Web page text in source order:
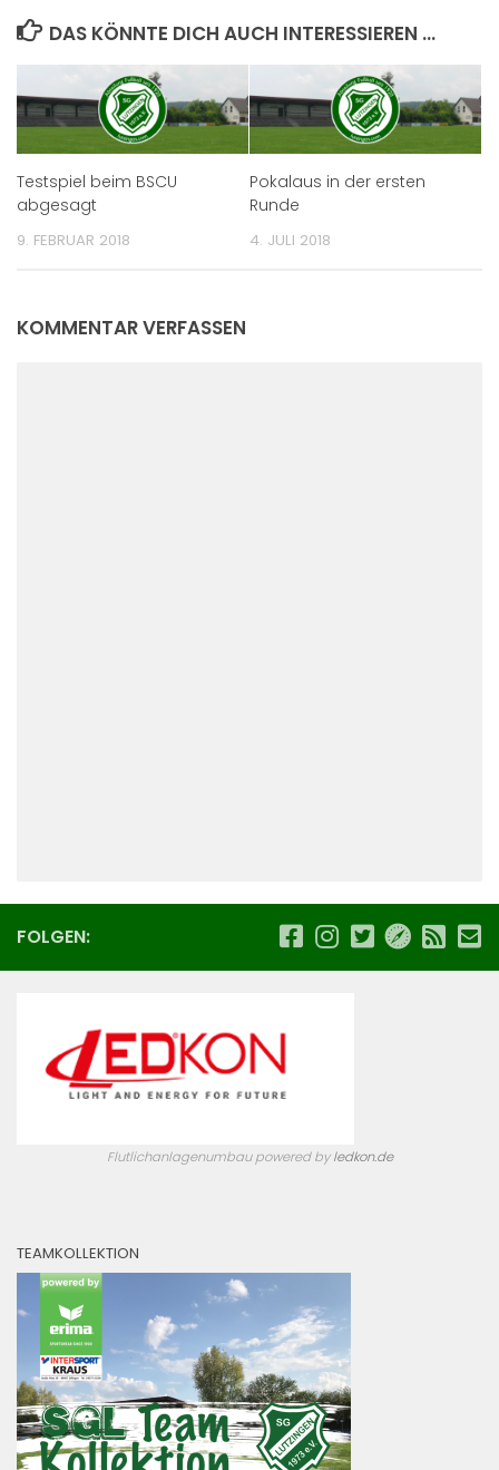
DAS KÖNNTE DICH AUCH INTERESSIEREN …
Testspiel beim BSCU
abgesagt
9. FEBRUAR 2018
Pokalaus in der ersten
Runde
4. JULI 2018
KOMMENTAR VERFASSEN
FOLGEN:
Flutlichanlagenumbau powered byledkon.de
TEAMKOLLEKTION